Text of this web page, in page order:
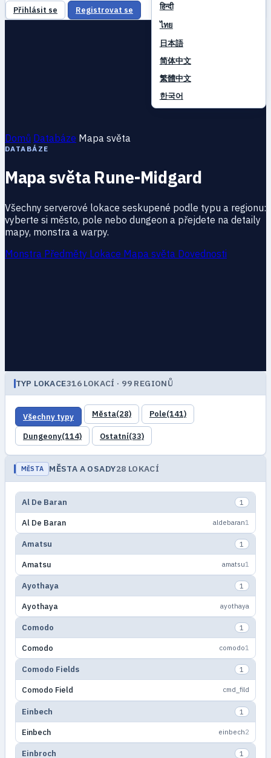
हिन्दी
ไทย
日本語
简体中文
繁體中文
한국어
Přihlásit se Registrovat se
Domů Databáze Mapa světa
DATABÁZE
Mapa světa Rune-Midgard
Všechny serverové lokace seskupené podle typu a regionu:
vyberte si město, pole nebo dungeon a přejdete na detaily
mapy, monstra a warpy.
Monstra Předměty Lokace Mapa světa Dovednosti
TYP LOKACE316 LOKACÍ · 99 REGIONŮ
Všechny typy Města(28) Pole(141)
Dungeony(114) Ostatní(33)
MĚSTA MĚSTA A OSADY28 LOKACÍ
Al De Baran 1
Al De Baran aldebaran1
Amatsu 1
Amatsu amatsu1
Ayothaya 1
Ayothaya ayothaya
Comodo 1
Comodo comodo1
Comodo Fields 1
Comodo Field cmd_fild
Einbech 1
Einbech einbech2
Einbroch 1